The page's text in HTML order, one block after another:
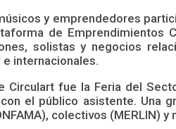
y emprendedores
de Emprendimientos
solistas y negocios
internacionales.
Circulart fue la Feria del
el público asistente. Una
colectivos (MERLIN) y